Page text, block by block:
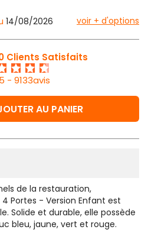
14/08/2026 voir + d'options
Clients Satisfaits
- 9133avis
AU PANIER
de la restauration,
Portes - Version Enfant est
Solide et durable, elle possède
bleu, jaune, vert et rouge.